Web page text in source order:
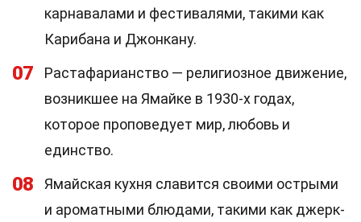
карнавалами и фестивалями, такими как
Карибана и Джонкану.
07
Растафарианство — религиозное движение,
возникшее на Ямайке в 1930-х годах,
которое проповедует мир, любовь и
единство.
08
Ямайская кухня славится своими острыми
и ароматными блюдами, такими как джерк-